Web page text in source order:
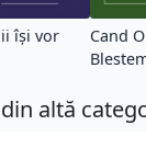
își vor
Cand
altă